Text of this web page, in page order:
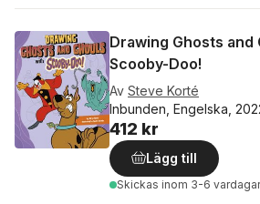
Drawing Ghosts and
Scooby-Doo!
Av Steve Korté
Inbunden, Engelska,
412 kr
Lägg till
Skickas inom 3-6 vardagar